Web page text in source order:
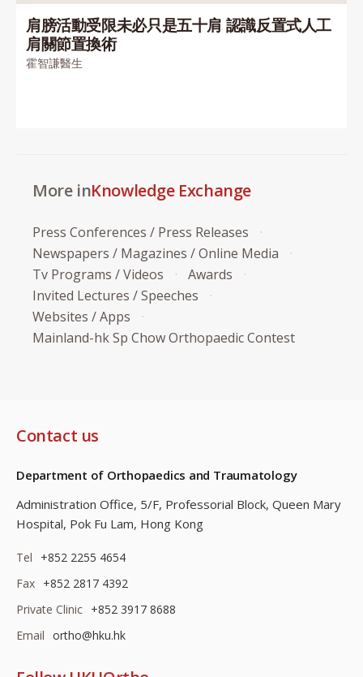
肩膀活動受限未必只是五十肩 認識反置式人工
肩關節置換術
霍智謙醫生
More inKnowledge Exchange
Press Conferences / Press Releases
Newspapers / Magazines / Online Media
Tv Programs / Videos
Awards
Invited Lectures / Speeches
Websites / Apps
Mainland-hk Sp Chow Orthopaedic Contest
Contact us
Department of Orthopaedics and Traumatology
Administration Office, 5/F, Professorial Block, Queen Mary
Hospital, Pok Fu Lam, Hong Kong
Tel
+852 2255 4654
Fax +852 2817 4392
Private Clinic +852 3917 8688
Email ortho@hku.hk